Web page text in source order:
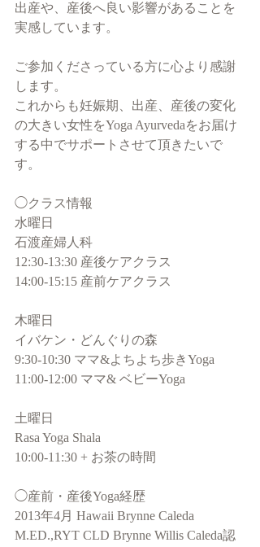
出産や、産後へ良い影響があることを
実感しています。
ご参加くださっている方に心より感謝
します。
これからも妊娠期、出産、産後の変化
の大きい女性をYoga Ayurvedaをお届け
する中でサポートさせて頂きたいで
す。
◯クラス情報
水曜日
石渡産婦人科
12:30-13:30 産後ケアクラス
14:00-15:15 産前ケアクラス
木曜日
イバケン・どんぐりの森
9:30-10:30 ママ&よちよち歩きYoga
11:00-12:00 ママ& ベビーYoga
土曜日
Rasa Yoga Shala
10:00-11:30 + お茶の時間
◯産前・産後Yoga経歴
2013年4月 Hawaii Brynne Caleda
M.ED.,RYT CLD Brynne Willis Caleda認